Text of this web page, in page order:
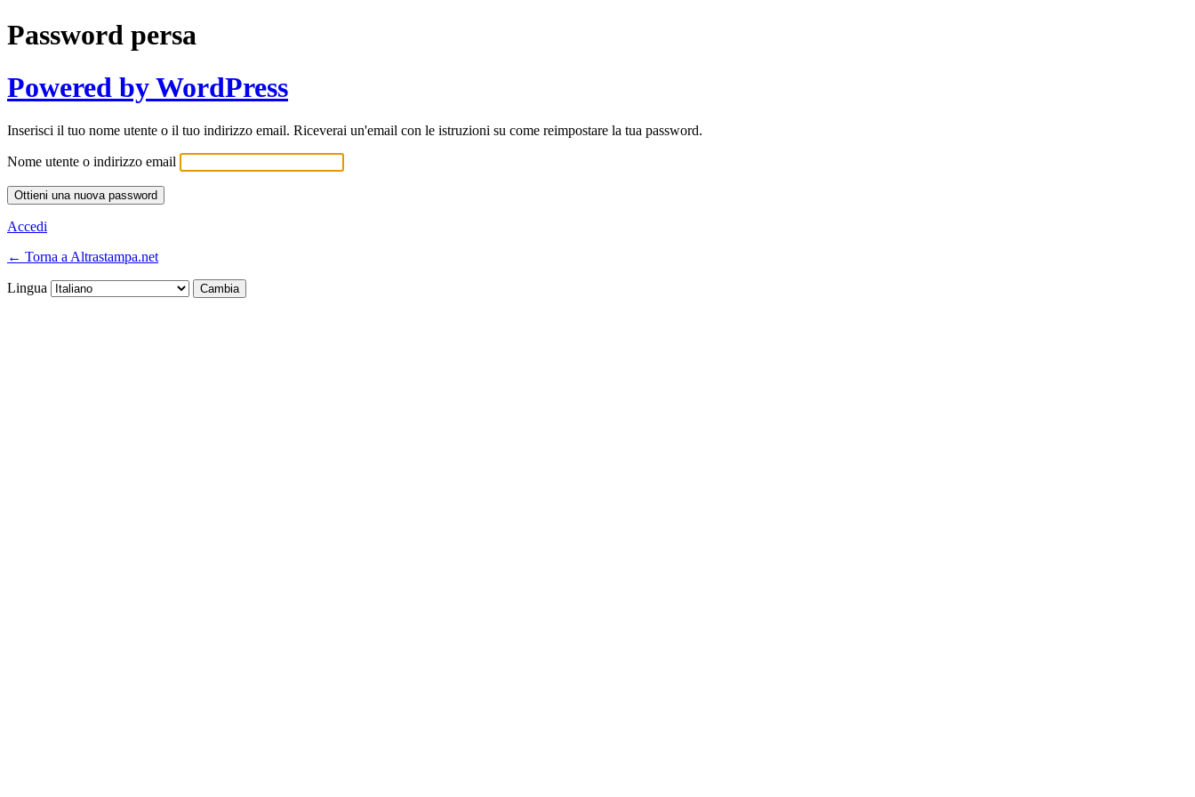
Password persa
Powered by WordPress
Inserisci il tuo nome utente o il tuo indirizzo email. Riceverai un'email con le istruzioni su come reimpostare la tua password.
Nome utente o indirizzo email
Accedi
← Torna a Altrastampa.net
Lingua